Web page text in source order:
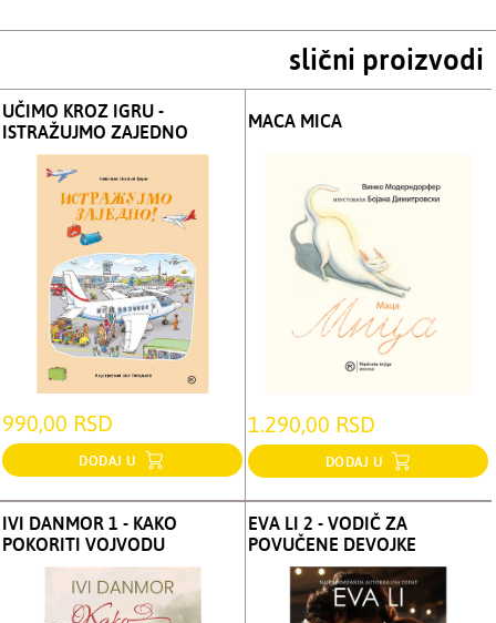
slični proizvodi
UČIMO KROZ IGRU -
ISTRAŽUJMO ZAJEDNO
990,00 RSD
DODAJ U
MACA MICA
1.290,00 RSD
DODAJ U
IVI DANMOR 1 - KAKO
POKORITI VOJVODU
EVA LI 2 - VODIČ ZA
POVUČENE DEVOJKE